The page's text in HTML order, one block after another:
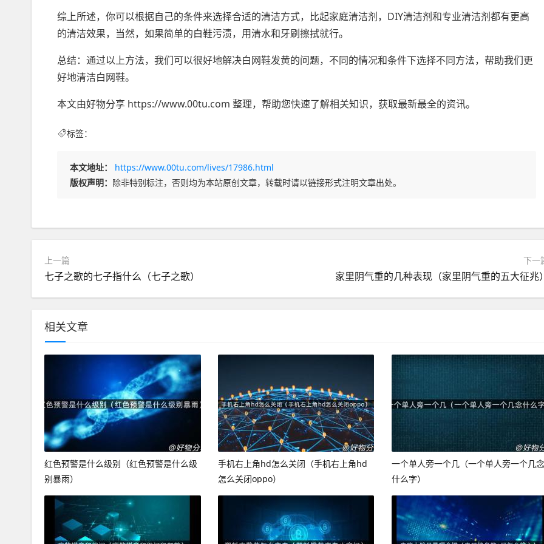
综上所述，你可以根据自己的条件来选择合适的清洁方式，比起家庭清洁剂，DIY清洁剂和专业清洁剂都有更高
的清洁效果，当然，如果简单的白鞋污渍，用清水和牙刷擦拭就行。
总结：通过以上方法，我们可以很好地解决白网鞋发黄的问题，不同的情况和条件下选择不同方法，帮助我们更
好地清洁白网鞋。
本文由好物分享 https://www.00tu.com 整理，帮助您快速了解相关知识，获取最新最全的资讯。
标签：
本文地址：
https://www.00tu.com/lives/17986.html
版权声明： 除非特别标注，否则均为本站原创文章，转载时请以链接形式注明文章出处。
上一篇
七子之歌的七子指什么（七子之歌）
下一
家里阴气重的几种表现（家里阴气重的五大征兆
相关文章
红色预警是什么级别（红色预警是什么级
别暴雨）
手机右上角hd怎么关闭（手机右上角hd
怎么关闭oppo）
一个单人旁一个几（一个单人旁一个几念
什么字）